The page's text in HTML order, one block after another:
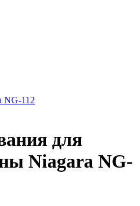
NG-112
для
Niagara NG-